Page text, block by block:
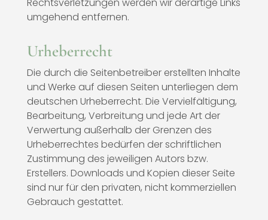
umgehend entfernen.
Urheberrecht
Die durch die Seitenbetreiber erstellten Inhalte
und Werke auf diesen Seiten unterliegen dem
deutschen Urheberrecht. Die Vervielfältigung,
Bearbeitung, Verbreitung und jede Art der
Verwertung außerhalb der Grenzen des
Urheberrechtes bedürfen der schriftlichen
Zustimmung des jeweiligen Autors bzw.
Erstellers. Downloads und Kopien dieser Seite
sind nur für den privaten, nicht kommerziellen
Gebrauch gestattet.